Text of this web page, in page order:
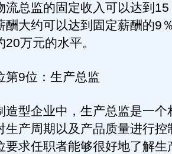
流总监的固定收入可以达到
酬大约可以达到固定薪酬的9
万元的水平。
9位：生产总监
型企业中，生产总监是一个
生产周期以及产品质量进行控
要求任职者能够很好地了解生